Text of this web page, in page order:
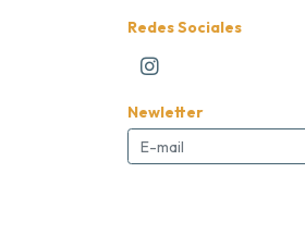
Redes Sociales
Newletter